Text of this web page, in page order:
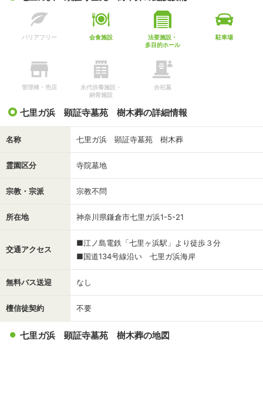
年間管理料：
55,000円（初回のみ）
バリアフリー 会食施設
法要施設・
多目的ホール
駐車場
管理棟・売店
永代供養施設・
納骨施設
合祀墓
七里ガ浜 顕証寺墓苑 樹木葬の詳細情報
名称 七里ガ浜 顕証寺墓苑 樹木葬
霊園区分 寺院墓地
宗教・宗派 宗教不問
所在地 神奈川県鎌倉市七里ガ浜1-5-21
交通アクセス
■江ノ島電鉄「七里ヶ浜駅」より徒歩３分
■国道134号線沿い 七里ガ浜海岸
無料バス送迎 なし
檀信徒契約 不要
七里ガ浜 顕証寺墓苑 樹木葬の地図